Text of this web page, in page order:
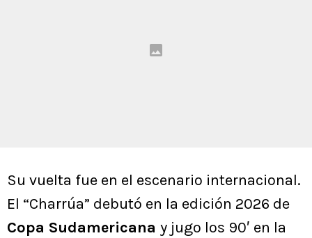
Su vuelta fue en el escenario internacional.
El “Charrúa” debutó en la edición 2026 de
Copa Sudamericana y jugo los 90′ en la